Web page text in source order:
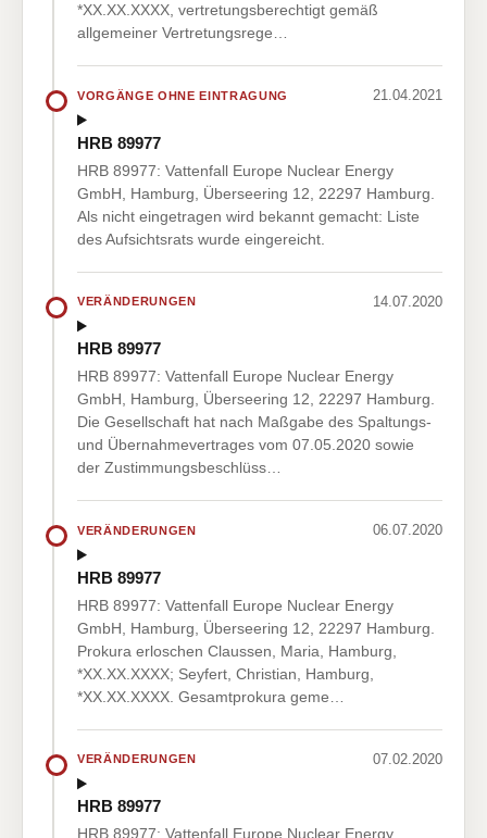
*XX.XX.XXXX, vertretungsberechtigt gemäß
allgemeiner Vertretungsrege…
VORGÄNGE OHNE EINTRAGUNG 21.04.2021
HRB 89977
HRB 89977: Vattenfall Europe Nuclear Energy
GmbH, Hamburg, Überseering 12, 22297 Hamburg.
Als nicht eingetragen wird bekannt gemacht: Liste
des Aufsichtsrats wurde eingereicht.
VERÄNDERUNGEN 14.07.2020
HRB 89977
HRB 89977: Vattenfall Europe Nuclear Energy
GmbH, Hamburg, Überseering 12, 22297 Hamburg.
Die Gesellschaft hat nach Maßgabe des Spaltungs-
und Übernahmevertrages vom 07.05.2020 sowie
der Zustimmungsbeschlüss…
VERÄNDERUNGEN 06.07.2020
HRB 89977
HRB 89977: Vattenfall Europe Nuclear Energy
GmbH, Hamburg, Überseering 12, 22297 Hamburg.
Prokura erloschen Claussen, Maria, Hamburg,
*XX.XX.XXXX; Seyfert, Christian, Hamburg,
*XX.XX.XXXX. Gesamtprokura geme…
VERÄNDERUNGEN 07.02.2020
HRB 89977
HRB 89977: Vattenfall Europe Nuclear Energy